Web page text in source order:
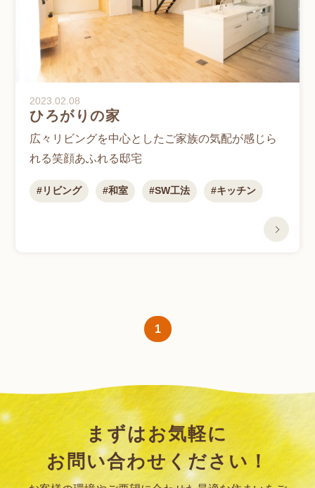
2023.02.08
ひろがりの家
広々リビングを中心としたご家族の気配が感じら
れる笑顔あふれる邸宅
リビング 和室 SW工法 キッチン
1
まずはお気軽に
お問い合わせください！